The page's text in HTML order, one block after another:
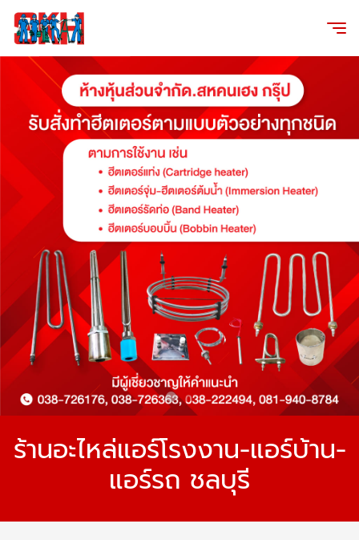
ร้านอะไหล่แอร์โรงงาน-แอร์บ้าน-
แอร์รถ ชลบุรี